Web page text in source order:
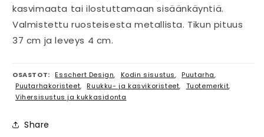
kasvimaata tai ilostuttamaan sisäänkäyntiä.
Valmistettu ruosteisesta metallista. Tikun pituus
37 cm ja leveys 4 cm.
OSASTOT: Esschert Design, Kodin sisustus, Puutarha,
Puutarhakoristeet, Ruukku- ja kasvikoristeet, Tuotemerkit,
Vihersisustus ja kukkasidonta
Share